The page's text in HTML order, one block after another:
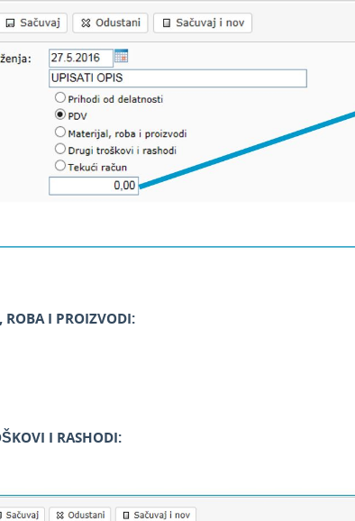
ROBA I PROIZVODI:
I RASHODI: